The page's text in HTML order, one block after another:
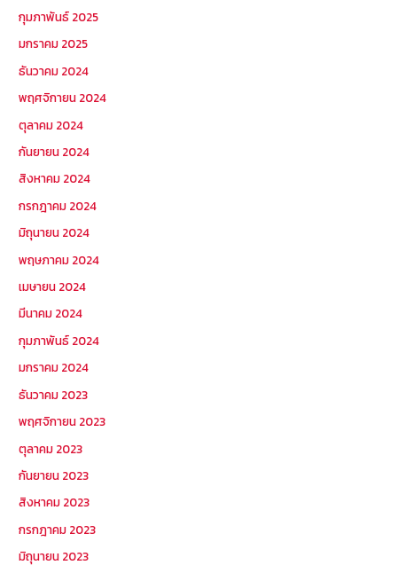
กุมภาพันธ์ 2025
มกราคม 2025
ธันวาคม 2024
พฤศจิกายน 2024
ตุลาคม 2024
กันยายน 2024
สิงหาคม 2024
กรกฎาคม 2024
มิถุนายน 2024
พฤษภาคม 2024
เมษายน 2024
มีนาคม 2024
กุมภาพันธ์ 2024
มกราคม 2024
ธันวาคม 2023
พฤศจิกายน 2023
ตุลาคม 2023
กันยายน 2023
สิงหาคม 2023
กรกฎาคม 2023
มิถุนายน 2023